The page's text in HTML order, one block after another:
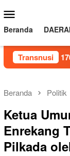
ke
kontenMobile
Beranda
Transnusi
Proyek SDN 170
Beranda Politik
Ketua
Enrekang
Pilkada